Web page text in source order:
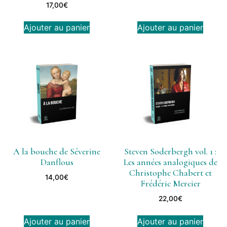
17,00€
Ajouter au panier Ajouter au panier
A la bouche de Séverine
Danflous
14,00€
Ajouter au panier
Steven Soderbergh vol. 1 :
Les années analogiques de
Christophe Chabert et
Frédéric Mercier
22,00€
Ajouter au panier